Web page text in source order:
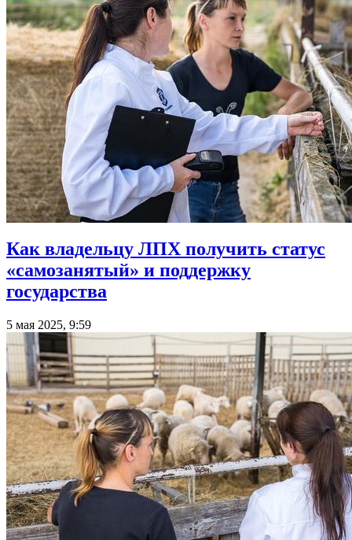
Как владельцу ЛПХ получить статус
«самозанятый» и поддержку
государства
5 мая 2025, 9:59